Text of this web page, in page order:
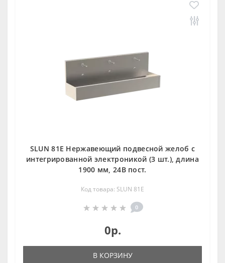
SLUN 81E Нержавеющий подвесной желоб с
интегрированной электроникой (3 шт.), длина
1900 мм, 24В пост.
Код товара: SLUN 81E
0
0р.
В КОРЗИНУ